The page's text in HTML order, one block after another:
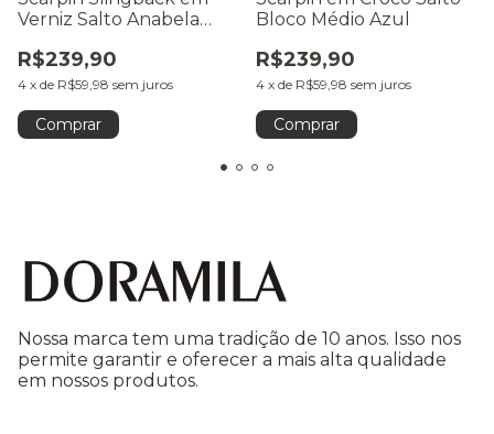
Verniz Salto Anabela
R$239,90
4 x de R$59,98 sem juros
Comprar
Bloco Médio Azul
R$239,90
4 x de R$59,98 sem juros
Comprar
Nossa marca tem uma tradição de 10 anos. Isso nos
permite garantir e oferecer a mais alta qualidade
em nossos produtos.